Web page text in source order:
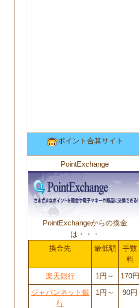
ポイント合算サイト
PointExchange
PointExchangeからの換金
は・・・
換金先
最低額
手数
料
楽天銀行 1円～ 170円
ジャパンネット銀
行
1円～ 90円